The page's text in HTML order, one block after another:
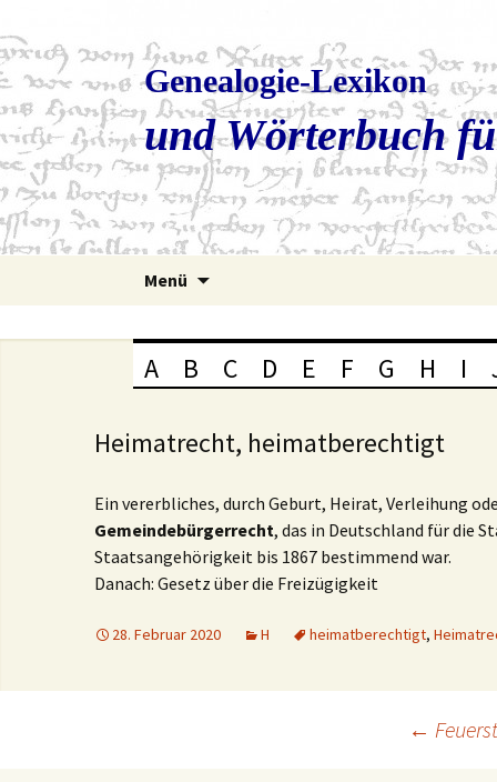
Genealogie-Lexikon
und Wörterbuch
Menü
A B C D E F G H I
Heimatrecht, heimatberechtigt
Ein vererbliches, durch Geburt, Heirat, Verleihung
Gemeindebürgerrecht, das in Deutschland für die
Staatsangehörigkeit bis 1867 bestimmend war.
Danach: Gesetz über die Freizügigkeit
28. Februar 2020 H heimatberechtigt,
←